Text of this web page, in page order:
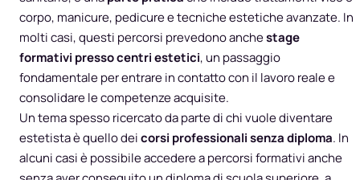
corpo, manicure, pedicure e tecniche estetiche avanzate. In
molti casi, questi percorsi prevedono anchestage
formativi presso centri estetici, un passaggio
fondamentale per entrare in contatto con il lavoro reale e
consolidare le competenze acquisite.
Un tema spesso ricercato da parte di chi vuole diventare
estetista è quello deicorsi professionali senza diploma. In
alcuni casi è possibile accedere a percorsi formativi anche